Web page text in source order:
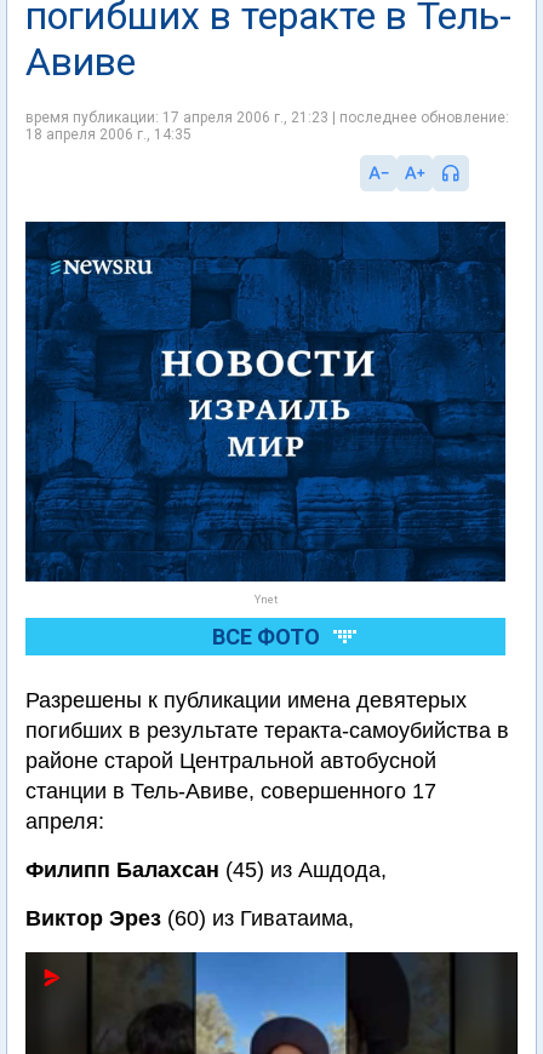
погибших в теракте в Тель-
Авиве
время публикации: 17 апреля 2006 г., 21:23 | последнее обновление:
18 апреля 2006 г., 14:35
Ynet
ВСЕ ФОТО
Разрешены к публикации имена девятерых
погибших в результате теракта-самоубийства в
районе старой Центральной автобусной
станции в Тель-Авиве, совершенного 17
апреля:
Филипп Балахсан (45) из Ашдода,
Виктор Эрез (60) из Гиватаима,